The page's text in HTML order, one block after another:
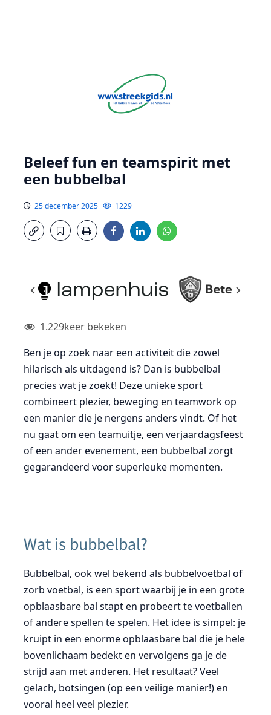
Beleef fun en teamspirit met
een bubbelbal
25 december 2025 1229
1.229keer bekeken
Ben je op zoek naar een activiteit die zowel
hilarisch als uitdagend is? Dan is bubbelbal
precies wat je zoekt! Deze unieke sport
combineert plezier, beweging en teamwork op
een manier die je nergens anders vindt. Of het
nu gaat om een teamuitje, een verjaardagsfeest
of een ander evenement, een bubbelbal zorgt
gegarandeerd voor superleuke momenten.
Wat is bubbelbal?
Bubbelbal, ook wel bekend als bubbelvoetbal of
zorb voetbal, is een sport waarbij je in een grote
opblaasbare bal stapt en probeert te voetballen
of andere spellen te spelen. Het idee is simpel: je
kruipt in een enorme opblaasbare bal die je hele
bovenlichaam bedekt en vervolgens ga je de
strijd aan met anderen. Het resultaat? Veel
gelach, botsingen (op een veilige manier!) en
vooral heel veel plezier.